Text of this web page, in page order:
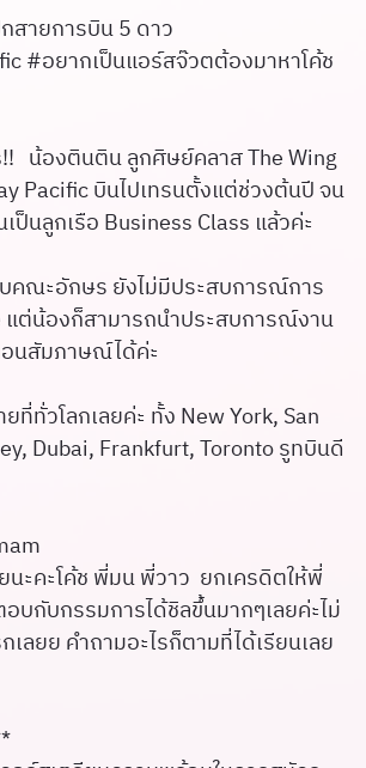
สายการบิน 5 ดาว
#อยากเป็นแอร์สจ๊วตต้องมาหาโค้ช
น้องตินติน ลูกศิษย์คลาส The Wing
Pacific บินไปเทรนตั้งแต่ช่วงต้นปี จน
ป็นลูกเรือ Business Class แล้วค่ะ
คณะอักษร ยังไม่มีประสบการณ์การ
ต่น้องก็สามารถนำประสบการณ์งาน
นสัมภาษณ์ได้ค่ะ
ที่ทั่วโลกเลยค่ะ ทั้ง New York, San
Dubai, Frankfurt, Toronto รูทบินดี
ะคะโค้ช พี่มน พี่วาว ยกเครดิตให้พี่
บกับกรรมการได้ชิลขึ้นมากๆเลยค่ะไม่
เลยย คำถามอะไรก็ตามที่ได้เรียนเลย